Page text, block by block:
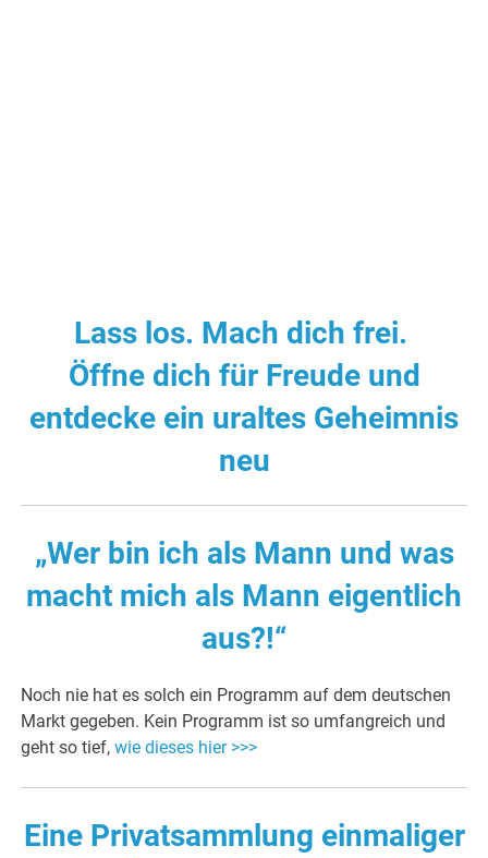
Lass los. Mach dich frei.
Öffne dich für Freude und
entdecke ein uraltes Geheimnis
neu
„Wer bin ich als Mann und was
macht mich als Mann eigentlich
aus?!“
Noch nie hat es solch ein Programm auf dem deutschen
Markt gegeben. Kein Programm ist so umfangreich und
geht so tief,wie dieses hier >>>
Eine Privatsammlung einmaliger